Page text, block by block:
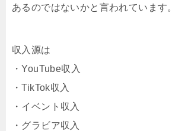
あるのではないかと言われています。
収入源は
・YouTube収入
・TikTok収入
・イベント収入
・グラビア収入